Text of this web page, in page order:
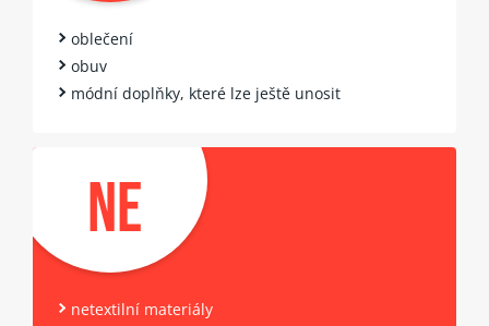
oblečení
obuv
módní doplňky, které lze ještě unosit
NE
netextilní materiály